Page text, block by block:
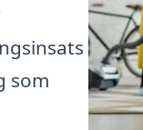
som